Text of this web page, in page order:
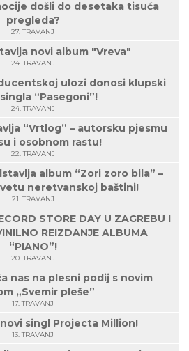
došli do desetaka tisuća
pregleda?
27. TRAVANJ
novi album "Vreva"
24. TRAVANJ
ulozi donosi klupski
“Pasegoni”!
24. TRAVANJ
“Vrtlog” – autorsku pjesmu
i osobnom rastu!
22. TRAVANJ
album “Zori zoro bila” –
neretvanskoj baštini!
21. TRAVANJ
STORE DAY U ZAGREBU I
REIZDANJE ALBUMA
“PIANO”!
20. TRAVANJ
nas na plesni podij s novim
„Svemir pleše”
17. TRAVANJ
singl Projecta Million!
13. TRAVANJ